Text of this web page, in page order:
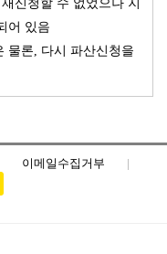
신청할 수 없었으나 지
어 있음
물론, 다시 파산신청을
이메일수집거부 |